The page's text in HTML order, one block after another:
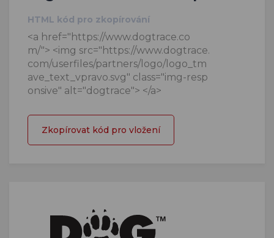
HTML kód pro zkopírování
<a href="https://www.dogtrace.co
m/"> <img src="https://www.dogtrace.
com/userfiles/partners/logo/logo_tm
ave_text_vpravo.svg" class="img-resp
onsive" alt="dogtrace"> </a>
Zkopírovat kód pro vložení